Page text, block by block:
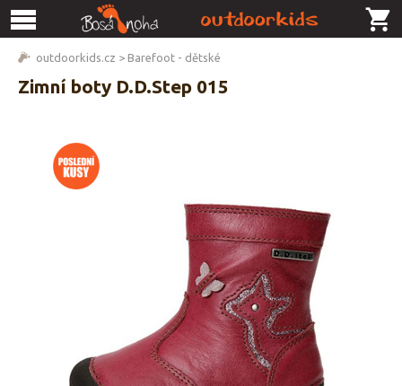
outdoorkids.cz > Barefoot - dětské
Zimní boty D.D.Step 015